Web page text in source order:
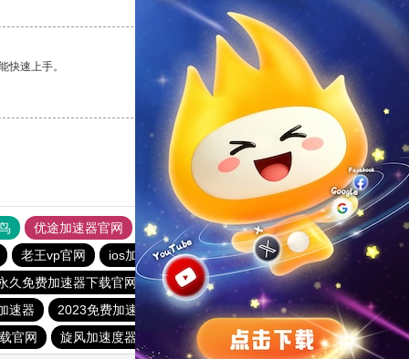
反对
快速上手。
反对[0]
优途加速器官网 风驰加速器 旋风加速器
八戒看书
老王vp官网 ios加速器 tyl加速器官网
ios加速器
久免费加速器下载官网 酷通加速器
旋风加速度器
速器 2023免费加速神器 快连加速器app
猴王加速器
官网 旋风加速度器 vqn加速外网